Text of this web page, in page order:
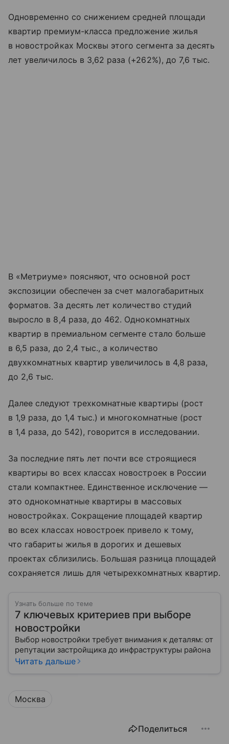
Одновременно со снижением средней площади
квартир премиум-класса предложение жилья
в новостройках Москвы этого сегмента за десять
лет увеличилось в 3,62 раза (+262%), до 7,6 тыс.
В «Метриуме» поясняют, что основной рост
экспозиции обеспечен за счет малогабаритных
форматов. За десять лет количество студий
выросло в 8,4 раза, до 462. Однокомнатных
квартир в премиальном сегменте стало больше
в 6,5 раза, до 2,4 тыс., а количество
двухкомнатных квартир увеличилось в 4,8 раза,
до 2,6 тыс.
Далее следуют трехкомнатные квартиры (рост
в 1,9 раза, до 1,4 тыс.) и многокомнатные (рост
в 1,4 раза, до 542), говорится в исследовании.
За последние пять лет почти все строящиеся
квартиры во всех классах новостроек в России
стали компактнее. Единственное исключение —
это однокомнатные квартиры в массовых
новостройках. Сокращение площадей квартир
во всех классах новостроек привело к тому,
что габариты жилья в дорогих и дешевых
проектах сблизились. Большая разница площадей
сохраняется лишь для четырехкомнатных квартир.
Узнать больше по теме
7 ключевых критериев при выборе
новостройки
Выбор новостройки требует внимания к деталям: от
репутации застройщика до инфраструктуры района
Читать дальше
Москва
Поделиться